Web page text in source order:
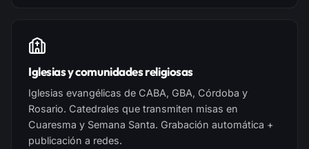
Iglesias y comunidades religiosas
Iglesias evangélicas de CABA, GBA, Córdoba y
Rosario. Catedrales que transmiten misas en
Cuaresma y Semana Santa. Grabación automática +
publicación a redes.